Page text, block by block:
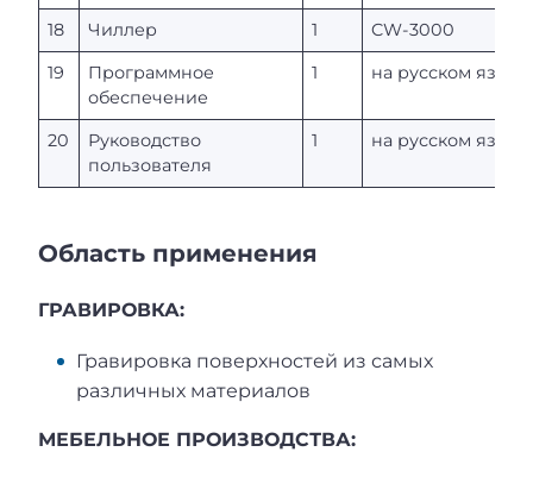
18 Чиллер 1
CW-3000
19
Программное
обеспечение
1 на русском языке
20
Руководство
пользователя
1 на русском языке
Область применения
ГРАВИРОВКА:
Гравировка поверхностей из самых
различных материалов
МЕБЕЛЬНОЕ ПРОИЗВОДСТВА: